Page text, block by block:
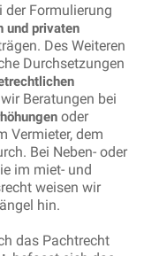
der Formulierung
und privaten
Des Weiteren
Durchsetzungen
Beratungen bei
oder
Vermieter, dem
Bei Neben- oder
im miet- und
weisen wir
hin.
das Pachtrecht